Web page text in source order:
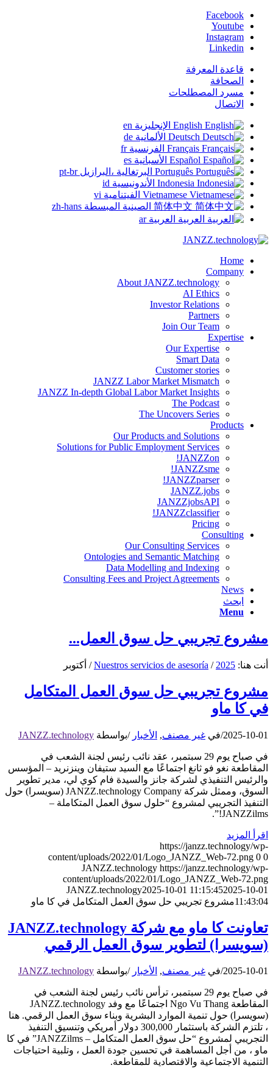
Facebook
Youtube
Instagram
Linkedin
قاعدة المعرفة
الصحافة
مسرد المصطلحات
الاتصال
English الإنجليزية en
Deutsch الألمانية de
Français الفرنسية fr
Español الأسبانية es
Português البرتغالية ،البرازيل pt-br
Indonesia الأندونيسية id
Vietnamese الفيتنامية vi
简体中文 الصينية المبسطة zh-hans
العربية العربية ar
Home
Company
About JANZZ.technology
AI Ethics
Investor Relations
Partners
Join Our Team
Expertise
Our Expertise
Smart Data
Customer stories
JANZZ Labor Market Mismatch
JANZZ In-depth Global Labor Market Insights
The Podcast
The Uncovers Series
Products
Our Products and Solutions
Solutions for Public Employment Services
JANZZon!
JANZZsme!
JANZZparser!
JANZZ.jobs
JANZZjobsAPI
JANZZclassifier!
Pricing
Consulting
Our Consulting Services
Ontologies and Semantic Matching
Data Modelling and Indexing
Consulting Fees and Project Agreements
News
ابحث
Menu
مشروع تجريبي حل سوق العمل...
أنت هنا: Nuestros servicios de asesoría / 2025
/ أكتوبر
مشروع تجريبي حل سوق العمل المتكامل
في كا ماو
2025-10-01
/في غير مصنف, الأخبار /بواسطة JANZZ.technology
في صباح يوم 29 سبتمبر، عقد نائب رئيس لجنة الشعب في
المقاطعة نغو فو ثانغ اجتماعًا مع السيد ستيفان وينزنريد – المؤسس
والرئيس التنفيذي لشركة جانز والسيدة فام كوي لي، مدير تطوير
السوق، وممثل شركة JANZZ.technology Company (سويسرا) حول
التنفيذ التجريبي لمشروع “حلول سوق العمل المتكاملة –
JANZZilms!”.
اقرأ المزيد
https://janzz.technology/wp-
content/uploads/2022/01/Logo_JANZZ_Web-72.png 0 0
JANZZ.technology https://janzz.technology/wp-
content/uploads/2022/01/Logo_JANZZ_Web-72.png
JANZZ.technology2025-10-01 11:15:452025-10-01
11:43:04مشروع تجريبي حل سوق العمل المتكامل في كا ماو
تعاونت كا ماو مع شركة JANZZ.technology
(سويسرا) لتطوير سوق العمل الرقمي
2025-10-01
/في غير مصنف, الأخبار /بواسطة JANZZ.technology
في صباح يوم 29 سبتمبر، ترأس نائب رئيس لجنة الشعب في
المقاطعة Ngo Vu Thang اجتماعًا مع وفد JANZZ.technology
(سويسرا) حول تنمية الموارد البشرية وبناء سوق العمل الرقمي. هنا
، تلتزم الشركة باستثمار 300,000 دولار أمريكي وتنسيق التنفيذ
التجريبي لمشروع “حل سوق العمل المتكامل – JANZZilms” في كا
ماو ، من أجل المساهمة في تحسين جودة العمل ، وتلبية احتياجات
التنمية الاجتماعية والاقتصادية للمقاطعة.